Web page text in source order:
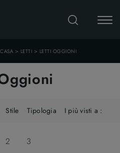
> LETTI > LETTI OGGIONI
Stile Tipologia I più visti a :
2 3